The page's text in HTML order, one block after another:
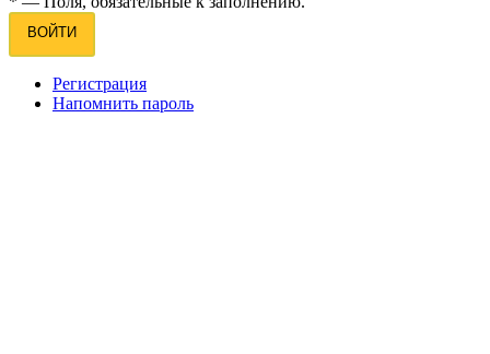
ВОЙТИ
Регистрация
Напомнить пароль